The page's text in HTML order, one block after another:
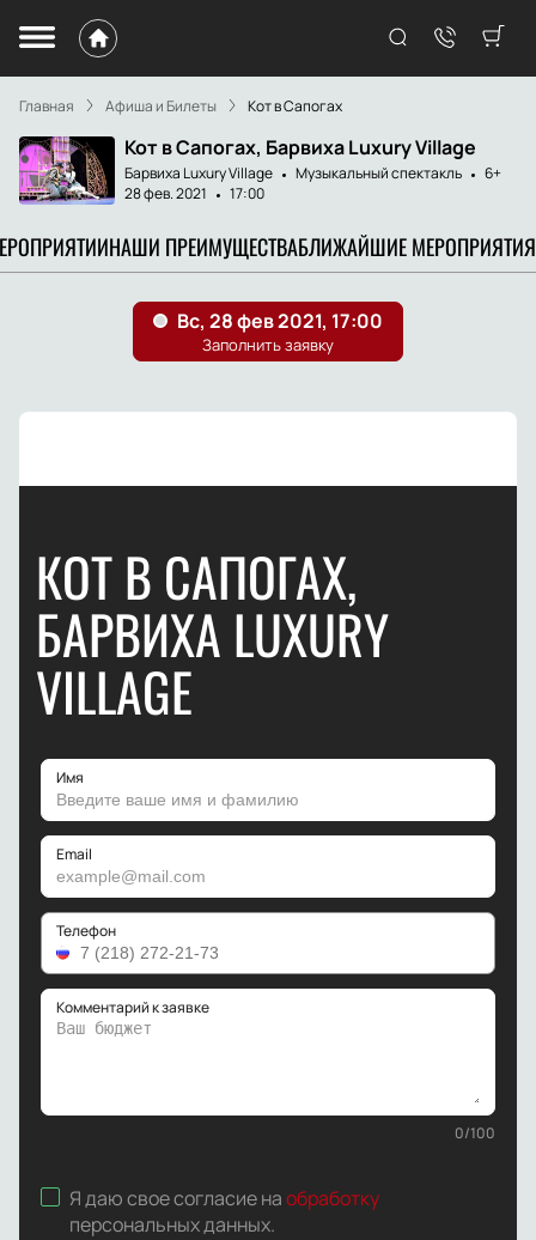
Главная Афиша и Билеты Кот в Сапогах
Кот в Сапогах, Барвиха Luxury Village
Барвиха Luxury Village Музыкальный спектакль
6+
28 фев. 2021
17:00
НАШИ ПРЕИМУЩЕСТВАБЛИЖАЙШИЕ МЕРОПРИЯТИЯ
КОТ В САПОГАХ,
БАРВИХА LUXURY
VILLAGE
Имя
Email
Телефон
Комментарий к заявке
0/100
Я даю свое согласие наобработку
персональных данных.